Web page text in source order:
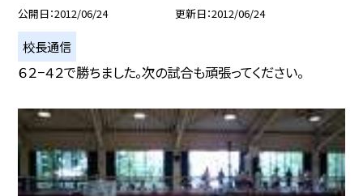
公開日 2012/06/24 更新日 2012/06/24
校長通信
６２−４２で勝ちました。次の試合も頑張ってください。